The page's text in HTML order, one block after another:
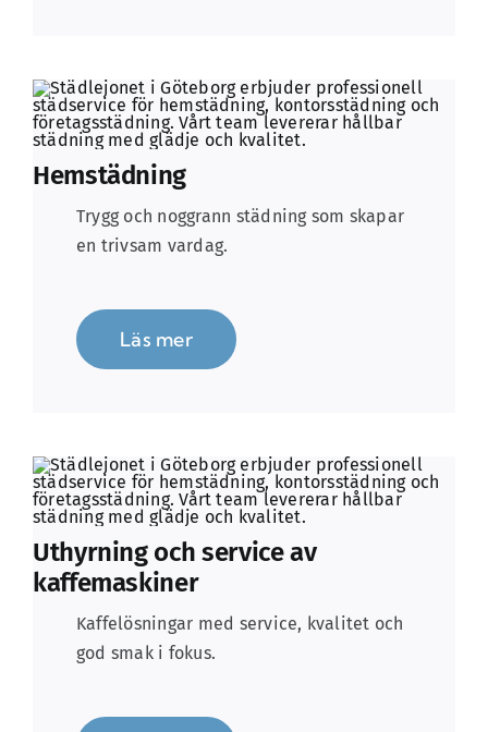
Hemstädning
Trygg och noggrann städning som skapar
en trivsam vardag.
Läs mer
Uthyrning och service av
kaffemaskiner
Kaffelösningar med service, kvalitet och
god smak i fokus.